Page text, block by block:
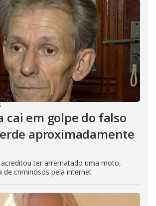
cai em golpe do falso
aproximadamente
ter arrematado uma moto,
de criminosos pela internet